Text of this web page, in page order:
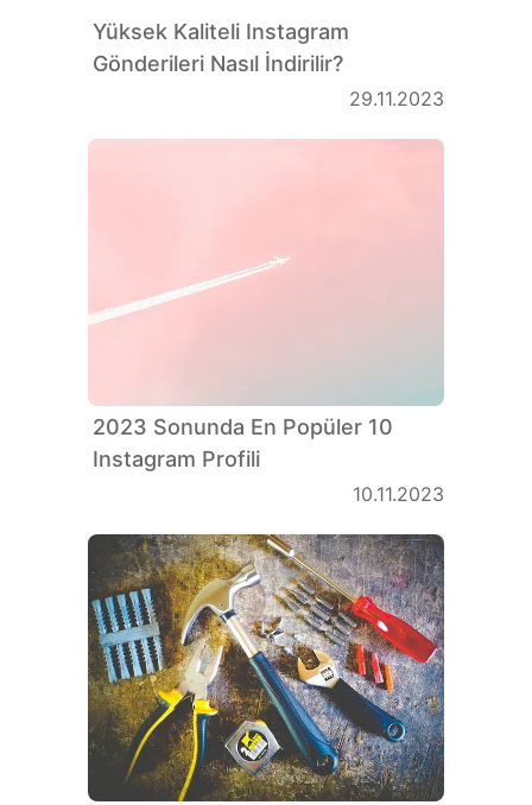
Yüksek Kaliteli Instagram
Gönderileri Nasıl İndirilir?
29.11.2023
2023 Sonunda En Popüler 10
Instagram Profili
10.11.2023